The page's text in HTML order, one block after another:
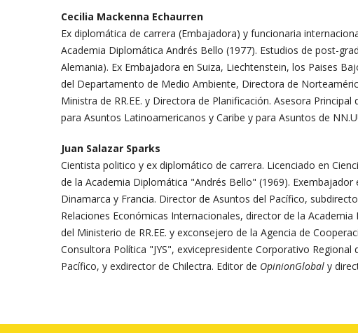
Cecilia Mackenna Echaurren
Ex diplomática de carrera (Embajadora) y funcionaria
Academia Diplomática Andrés Bello (1977). Estudios de post-
Alemania). Ex Embajadora en Suiza, Liechtenstein, los Paises
del Departamento de Medio Ambiente, Directora de
Ministra de RR.EE. y Directora de Planificación. Asesora
para Asuntos Latinoamericanos y Caribe y para Asuntos de
Juan Salazar Sparks
Cientista politico y ex diplomático de carrera. Licenciado en
de la Academia Diplomática "Andrés Bello" (1969).
Dinamarca y Francia. Director de Asuntos del Pacífico,
Relaciones Económicas Internacionales, director de la
del Ministerio de RR.EE. y exconsejero de la Agencia de
Consultora Política "JYS", exvicepresidente Corporativo
Pacífico, y exdirector de Chilectra. Editor de OpinionGlobal y